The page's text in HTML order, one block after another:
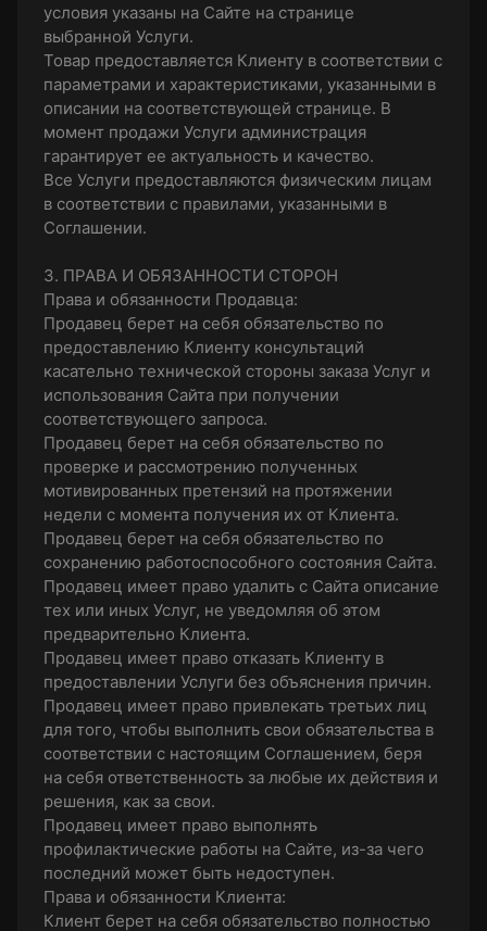
условия указаны на Сайте на странице
выбранной Услуги.
Товар предоставляется Клиенту в соответствии с
параметрами и характеристиками, указанными в
описании на соответствующей странице. В
момент продажи Услуги администрация
гарантирует ее актуальность и качество.
Все Услуги предоставляются физическим лицам
в соответствии с правилами, указанными в
Соглашении.
3. ПРАВА И ОБЯЗАННОСТИ СТОРОН
Права и обязанности Продавца:
Продавец берет на себя обязательство по
предоставлению Клиенту консультаций
касательно технической стороны заказа Услуг и
использования Сайта при получении
соответствующего запроса.
Продавец берет на себя обязательство по
проверке и рассмотрению полученных
мотивированных претензий на протяжении
недели с момента получения их от Клиента.
Продавец берет на себя обязательство по
сохранению работоспособного состояния Сайта.
Продавец имеет право удалить с Сайта описание
тех или иных Услуг, не уведомляя об этом
предварительно Клиента.
Продавец имеет право отказать Клиенту в
предоставлении Услуги без объяснения причин.
Продавец имеет право привлекать третьих лиц
для того, чтобы выполнить свои обязательства в
соответствии с настоящим Соглашением, беря
на себя ответственность за любые их действия и
решения, как за свои.
Продавец имеет право выполнять
профилактические работы на Сайте, из-за чего
последний может быть недоступен.
Права и обязанности Клиента:
Клиент берет на себя обязательство полностью